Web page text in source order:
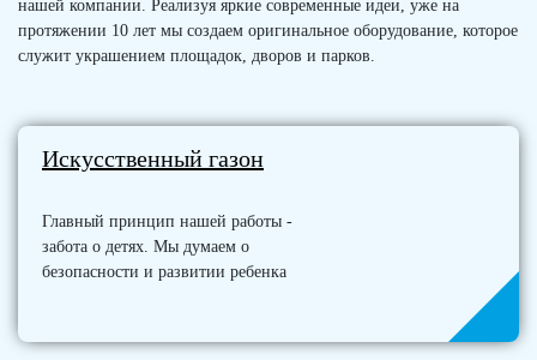
нашей компании. Реализуя яркие современные идеи, уже на
протяжении 10 лет мы создаем оригинальное оборудование, которое
служит украшением площадок, дворов и парков.
Искусственный газон
Главный принцип нашей работы -
забота о детях. Мы думаем о
безопасности и развитии ребенка